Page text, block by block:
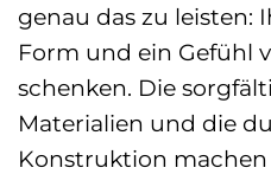
genau das zu leisten:
Form und ein Gefühl
schenken. Die
Materialien und die
Konstruktion